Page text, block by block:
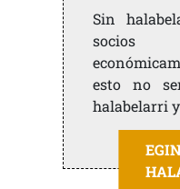
Sin
socios
esto no
halabelarri